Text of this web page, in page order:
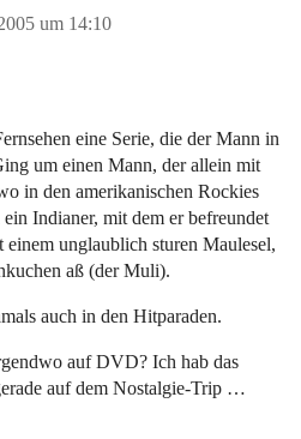
um 14:10
eine Serie, die der Mann in
um einen Mann, der allein mit
in den amerikanischen Rockies
Indianer, mit dem er befreundet
unglaublich sturen Maulesel,
aß (der Muli).
auch in den Hitparaden.
auf DVD? Ich hab das
auf dem Nostalgie-Trip …